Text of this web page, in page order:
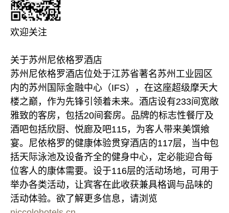
欢迎关注
关于苏州尼依格罗酒店
苏州尼依格罗酒店位处于江苏省著名苏州工业园区
内的苏州国际金融中心（IFS），在这座超级摩天大
楼之巅，作为先锋引领着未来。酒店设有233间宽敞
雅致的客房，包括20间套房。品牌的标志性餐厅及
酒吧包括欣厨、悦廊及吧115，为客人带来美馔飨
宴。尼依格罗的健康体验贯穿酒店的117层，当中包
括天际泳池及设备齐全的健身中心，定必能迎合每
位客人的康体需要。设于116层的活动场地，可用于
举办各类活动，让宾客在此收获兼具格调与品味的
活动体验。欲了解更多信息，请浏览